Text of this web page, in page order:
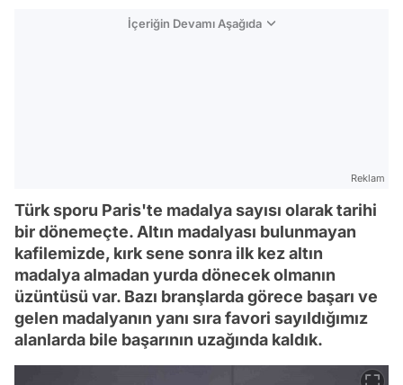
İçeriğin Devamı Aşağıda
Reklam
Türk sporu Paris'te madalya sayısı olarak tarihi
bir dönemeçte. Altın madalyası bulunmayan
kafilemizde, kırk sene sonra ilk kez altın
madalya almadan yurda dönecek olmanın
üzüntüsü var. Bazı branşlarda görece başarı ve
gelen madalyanın yanı sıra favori sayıldığımız
alanlarda bile başarının uzağında kaldık.